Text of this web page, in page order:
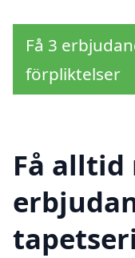
Få 3
förpliktelser
Få alltid